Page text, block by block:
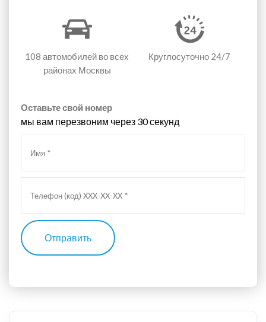
108 автомобилей во всех
районах Москвы
Круглосуточно 24/7
Оставьте свой номер
мы вам перезвоним через 30 секунд
Отправить